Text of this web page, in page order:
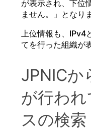
が表示され、下位
ません。」となり
上位情報も、IPv4
てを行った組織が
JPNICか
が行わ
スの検索